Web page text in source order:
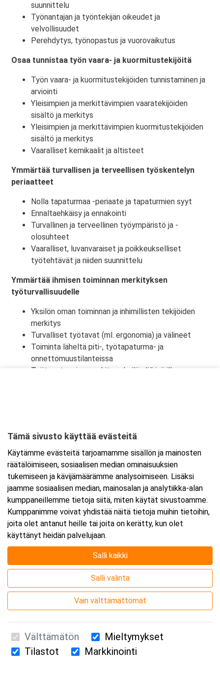
suunnittelu
Työnantajan ja työntekijän oikeudet ja
velvollisuudet
Perehdytys, työnopastus ja vuorovaikutus
Osaa tunnistaa työn vaara- ja kuormitustekijöitä
Työn vaara- ja kuormitustekijöiden tunnistaminen ja
arviointi
Yleisimpien ja merkittävimpien vaaratekijöiden
sisältö ja merkitys
Yleisimpien ja merkittävimpien kuormitustekijöiden
sisältö ja merkitys
Vaaralliset kemikaalit ja altisteet
Ymmärtää turvallisen ja terveellisen työskentelyn
periaatteet
Nolla tapaturmaa -periaate ja tapaturmien syyt
Ennaltaehkäisy ja ennakointi
Turvallinen ja terveellinen työympäristö ja -
olosuhteet
Vaaralliset, luvanvaraiset ja poikkeukselliset
työtehtävät ja niiden suunnittelu
Ymmärtää ihmisen toiminnan merkityksen
työturvallisuudelle
Yksilön oman toiminnan ja inhimillisten tekijöiden
merkitys
Turvalliset työtavat (ml. ergonomia) ja välineet
Toiminta läheltä piti-, työtapaturma- ja
onnettomuustilanteissa
Työtapaturmien merkitys yksilön lähipiirille,
Ajankohta
Alkaa:9.10.2026 08:30
Päättyy:9.10.2026 16:00
Lisää tapahtuma kalenteriisi
Webinaari
Suomen Ensiapukoulutus Oy / Valimotie 21 / 00380 Helsinki
Tämä sivusto käyttää evästeitä
Käytämme evästeitä tarjoamamme sisällön ja mainosten
räätälöimiseen, sosiaalisen median ominaisuuksien
tukemiseen ja kävijämäärämme analysoimiseen. Lisäksi
jaamme sosiaalisen median, mainosalan ja analytiikka-alan
kumppaneillemme tietoja siitä, miten käytät sivustoamme.
Kumppanimme voivat yhdistää näitä tietoja muihin tietoihin,
joita olet antanut heille tai joita on kerätty, kun olet
käyttänyt heidän palvelujaan.
Salli kaikki
Salli valinta
Vain välttämättömät
Välttämätön
Mieltymykset
Tilastot
Markkinointi